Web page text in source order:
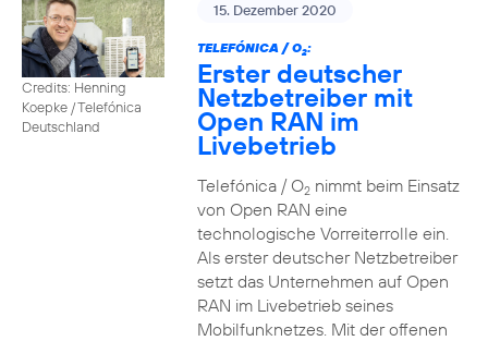
Credits: Henning
Koepke / Telefónica
Deutschland
15. Dezember 2020
TELEFÓNICA / O2:
Erster deutscher
Netzbetreiber mit
Open RAN im
Livebetrieb
Telefónica / O2nimmt beim Einsatz
von Open RAN eine
technologische Vorreiterrolle ein.
Als erster deutscher Netzbetreiber
setzt das Unternehmen auf Open
RAN im Livebetrieb seines
Mobilfunknetzes. Mit der offenen